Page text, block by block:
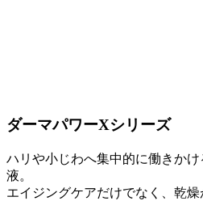
ダーマパワーXシリーズ
ハリや小じわへ集中的に働きか
液。
エイジングケアだけでなく、乾